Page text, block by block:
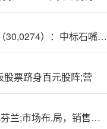
阳光电?源（30,0274）：中标石嘴山市俊通市政工程设计院（有限公司）采购项目，中标金额为139.36万元
股票跻身百元股阵;营
比亚迪深化芬兰;市场布.局，销售服务网络全面升级